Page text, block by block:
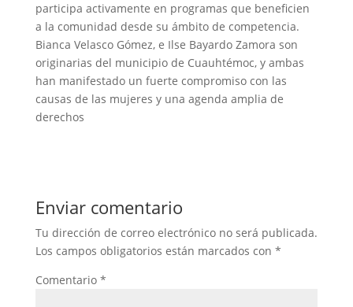
participa activamente en programas que beneficien
a la comunidad desde su ámbito de competencia.
Bianca Velasco Gómez, e Ilse Bayardo Zamora son
originarias del municipio de Cuauhtémoc, y ambas
han manifestado un fuerte compromiso con las
causas de las mujeres y una agenda amplia de
derechos
Enviar comentario
Tu dirección de correo electrónico no será publicada.
Los campos obligatorios están marcados con *
Comentario *